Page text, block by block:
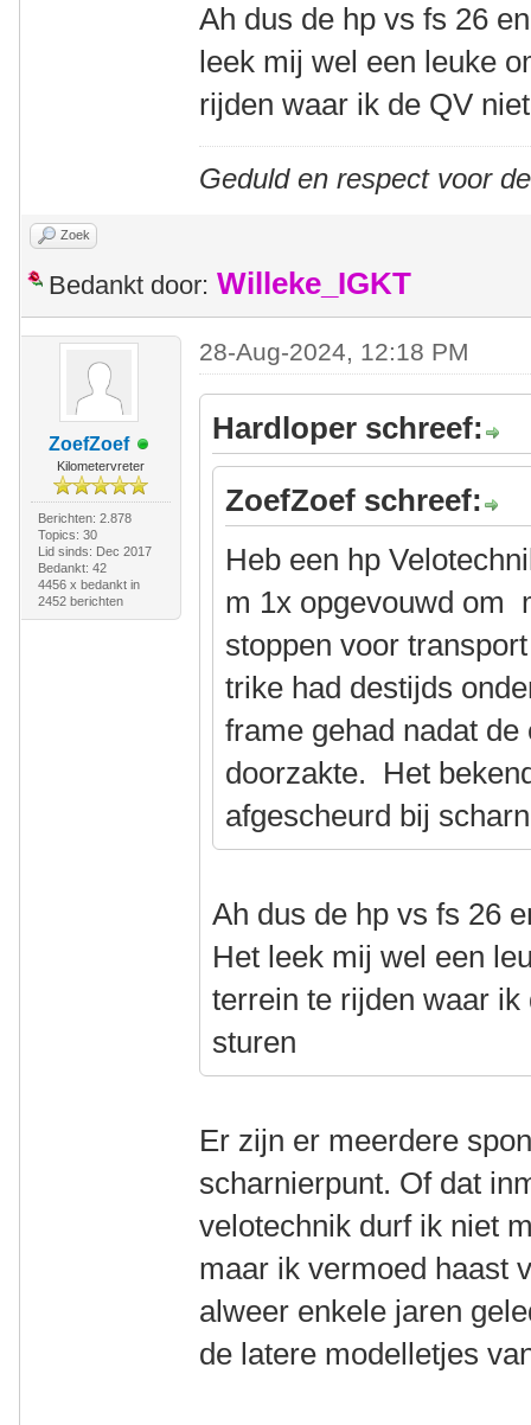
Ah dus de hp vs fs 26
leek mij wel een leuke
rijden waar ik de QV
Geduld en respect voor
Zoek
Bedankt door: Willeke_IGKT
ZoefZoef
Kilometervreter
Berichten: 2.878
Topics: 30
Lid sinds: Dec 2017
Bedankt: 42
4456 x bedankt in
2452 berichten
28-Aug-2024, 12:18 PM
Hardloper schreef:
ZoefZoef schreef:
Heb een hp
m 1x opgevouwd om
stoppen voor
trike had destijds
frame gehad nadat
doorzakte. Het
afgescheurd bij
Ah dus de hp vs fs 26
Het leek mij wel een
terrein te rijden waar
sturen
Er zijn er meerdere
scharnierpunt. Of dat
velotechnik durf ik niet
maar ik vermoed haast
alweer enkele jaren
de latere modelletjes